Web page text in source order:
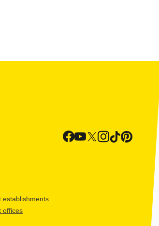
establishments
offices